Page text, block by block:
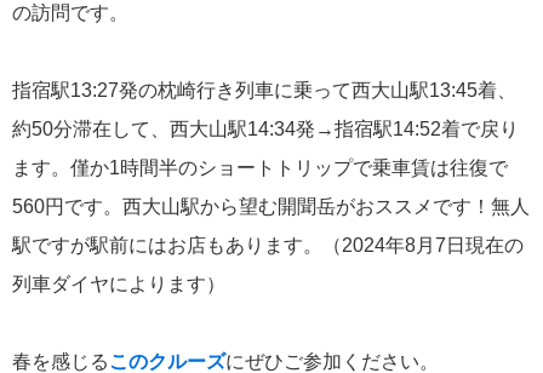
の訪問です。
指宿駅13:27発の枕崎行き列車に乗って西大山駅13:45着、
約50分滞在して、西大山駅14:34発→指宿駅14:52着で戻り
ます。僅か1時間半のショートトリップで乗車賃は往復で
560円です。西大山駅から望む開聞岳がおススメです！無人
駅ですが駅前にはお店もあります。（2024年8月7日現在の
列車ダイヤによります）
春を感じるこのクルーズにぜひご参加ください。
世界一周クルーズ
飛鳥II 2018年世界一周クルーズ
にっぽん丸 219
コースご案内